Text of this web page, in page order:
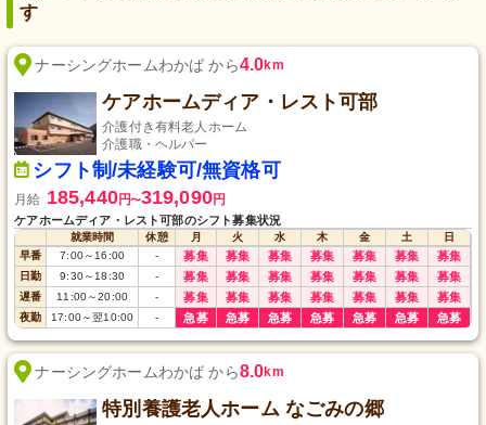
す
ナーシングホームわかば から4.0km
ケアホームディア・レスト可部
介護付き有料老人ホーム
介護職・ヘルパー
シフト制/未経験可/無資格可
月給 185,440円〜319,090円
ケアホームディア・レスト可部のシフト募集状況
就業時間 休憩 月 火 水 木 金 土
日
早番
7:00～16:00 - 募集 募集 募集 募集 募集 募集 募集
日勤 9:30～18:30 - 募集 募集 募集 募集 募集 募集 募集
遅番 11:00～20:00 - 募集 募集 募集 募集 募集 募集 募集
夜勤 17:00～翌10:00 - 急募 急募 急募 急募 急募 急募 急募
ナーシングホームわかば から8.0km
特別養護老人ホーム なごみの郷